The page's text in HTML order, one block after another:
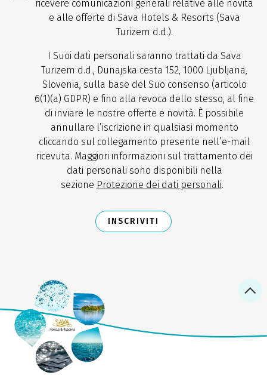
ricevere comunicazioni generali relative alle novità
e alle offerte di Sava Hotels & Resorts (Sava
Turizem d.d.).
I Suoi dati personali saranno trattati da Sava
Turizem d.d., Dunajska cesta 152, 1000 Ljubljana,
Slovenia, sulla base del Suo consenso (articolo
6(1)(a) GDPR) e fino alla revoca dello stesso, al fine
di inviare le nostre offerte e novità. È possibile
annullare l’iscrizione in qualsiasi momento
cliccando sul collegamento presente nell’e-mail
ricevuta. Maggiori informazioni sul trattamento dei
dati personali sono disponibili nella
sezione Protezione dei dati personali.
INSCRIVITI